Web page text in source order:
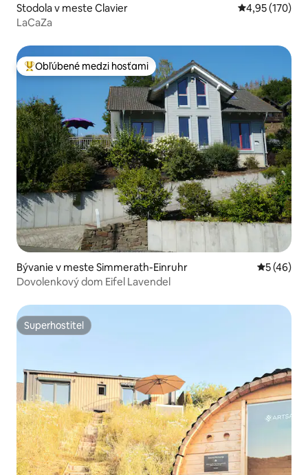
Stodola v meste Clavier Priemerné
4,95 (170)
LaCaZa
Najobľúbenejšie medzi hosťami
Obľúbené medzi hosťami
Bývanie v meste Simmerath-Einruhr
5 (46)
Dovolenkový dom Eifel Lavendel
Superhostiteľ
Superhostiteľ